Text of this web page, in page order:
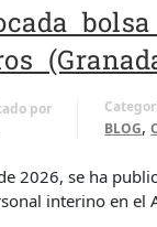
por
BLOG,
2026, se ha
interino en el